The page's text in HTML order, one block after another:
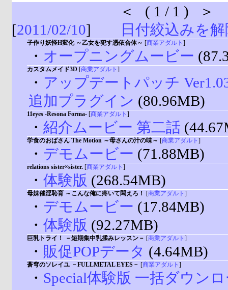
＜ ( 1 / 1 ) ＞
[2011/02/10] 日付絞込みを
子作り妖怪H変化 ～乙女を犯す憑依合体～ [商業アダルト ]
・ オープニングムービー
カスタムメイド3D [商業アダルト ]
・ アップデートパッチ
追加プラグイン (80.96MB)
11eyes -Resona Forma- [商業アダルト ]
・ 紹介ムービー 第二話
学食のおばさん The Motion ～母さんの汁の味～ [商業アダルト ]
・ デモムービー (71.88MB)
relations sister×sister. [商業アダルト ]
・ 体験版 (268.54MB)
母妹催淫恥育 ～こんな俺に疼いて悶えろ！ [商業アダルト ]
・ デモムービー (17.84MB)
・ 体験版 (92.27MB)
巨乳トライ！ －短期集中乳揉みレッスン－ [商業アダルト ]
・ 販促POPデータ (4.64MB)
蒼穹のソレイユ －FULLMETAL EYES－ [商業アダルト ]
・ Special体験版 一括ダウン